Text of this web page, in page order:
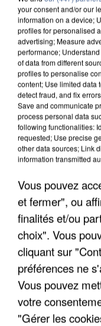
APRÈS TOUTES
DE FAUNE
your consent and/or our
information on a device;
profiles for personalised
advertising; Measure
performance;
of data from different
profiles to personalise
content; Use limited data
detect fraud, and fix
Save and communicate
process personal data
following functionalities:
requested; Use precise
other data sources; Link
information transmitted
Vous pouvez
et fermer", ou
finalités et/ou
choix". Vous
cliquant sur
préférences ne
Vous pouvez
votre
"Gérer les